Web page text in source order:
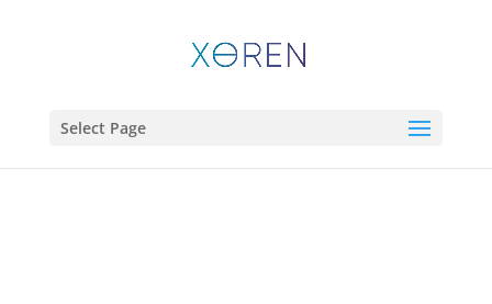
Select Page